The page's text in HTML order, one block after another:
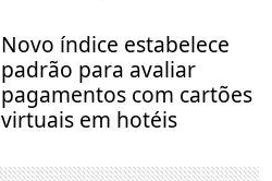
Novo índice estabelece
padrão para avaliar
pagamentos com cartões
virtuais em hotéis